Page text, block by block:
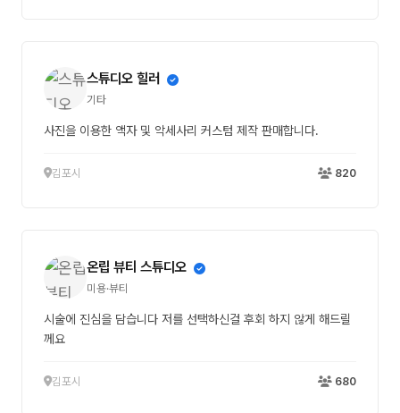
스튜디오 힐러
기타
사진을 이용한 액자 및 악세사리 커스텀 제작 판매합니다.
김포시 820
온립 뷰티 스튜디오
미용·뷰티
시술에 진심을 담습니다 저를 선택하신걸 후회 하지 않게 해드릴
께요
김포시 680